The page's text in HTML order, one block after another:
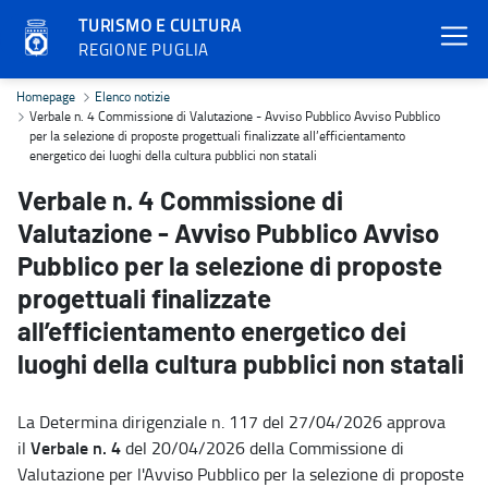
TURISMO E CULTURA
REGIONE PUGLIA
Verbale n. 4 Commissione di Valutazione - Avviso Pubblico
Homepage
Elenco notizie
Verbale n. 4 Commissione di Valutazione - Avviso Pubblico Avviso Pubblico
per la selezione di proposte progettuali finalizzate all’efficientamento
energetico dei luoghi della cultura pubblici non statali
Verbale n. 4 Commissione di
Valutazione - Avviso Pubblico Avviso
Pubblico per la selezione di proposte
progettuali finalizzate
all’efficientamento energetico dei
luoghi della cultura pubblici non statali
La Determina dirigenziale n. 117 del 27/04/2026 approva
il Verbale n. 4del 20/04/2026 della Commissione di
Valutazione per l'Avviso Pubblico per la selezione di proposte